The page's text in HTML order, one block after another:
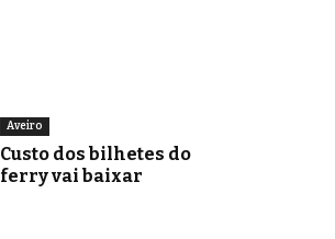
Aveiro
Custo dos bilhetes do
ferry vai baixar